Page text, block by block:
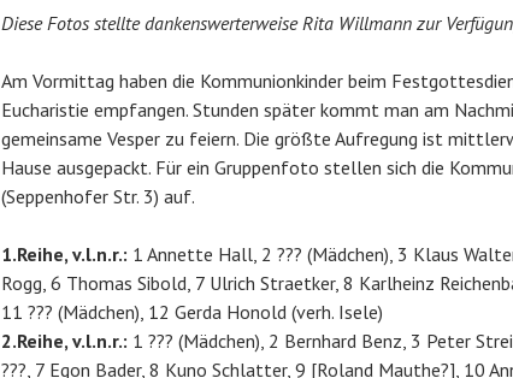
Diese Fotos stellte dankenswerterweise Rita Willmann zur
Am Vormittag haben die Kommunionkinder beim
Eucharistie empfangen. Stunden später kommt man am
gemeinsame Vesper zu feiern. Die größte Aufregung ist
Hause ausgepackt. Für ein Gruppenfoto stellen sich die
(Seppenhofer Str. 3) auf.
1.Reihe, v.l.n.r.: 1 Annette Hall, 2 ??? (Mädchen), 3 Klaus
Rogg, 6 Thomas Sibold, 7 Ulrich Straetker, 8 Karlheinz
11 ??? (Mädchen), 12 Gerda Honold (verh. Isele)
2.Reihe, v.l.n.r.: 1 ??? (Mädchen), 2 Bernhard Benz, 3 Peter
???, 7 Egon Bader, 8 Kuno Schlatter, 9 [Roland Mauthe?], 10